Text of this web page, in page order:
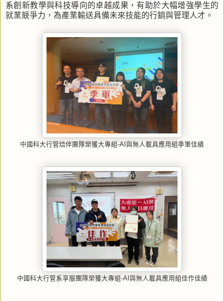
系創新教學與科技導向的卓越成果，有助於大幅增強學生的
就業競爭力，為產業輸送具備未來技能的行銷與管理人才。
中國科大行管焙伴團隊榮獲大專組-AI與無人載具應用組季軍佳績
中國科大行管系享服團隊榮獲大專組-AI與無人載具應用組佳作佳績